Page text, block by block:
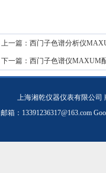
上一篇： 西门子色谱分析仪
下一篇： 西门子色谱仪MAXUM
上海湘乾仪器仪表有限公司
邮箱： 13391236317@163.com